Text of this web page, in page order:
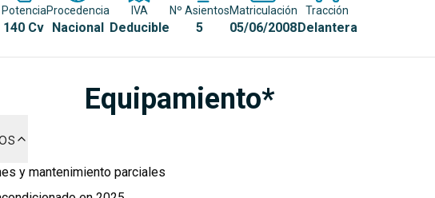
Potencia
140 Cv
Procedencia
Nacional
IVA
Deducible
Nº Asientos
5
Matriculación
05/06/2008
Tracción
Delantera
Equipamiento*
y mantenimiento parciales